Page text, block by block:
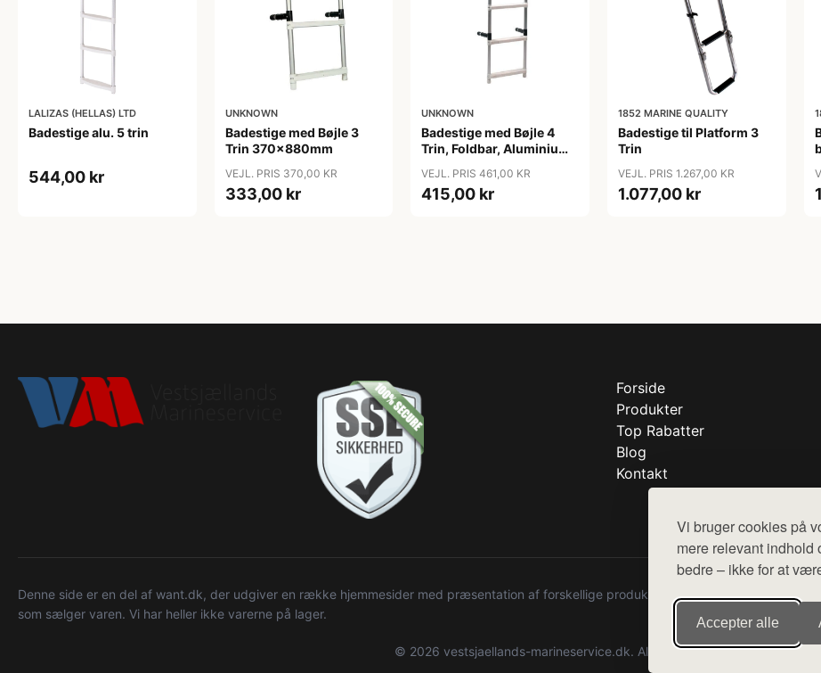
Vi bruger cookies på
mere relevant indhold
bedre – ikke for at
Accepter alle
LALIZAS (HELLAS) LTD
Badestige alu. 5 trin
544,00 kr
UNKNOWN
Badestige med Bøjle 3
Trin 370x880mm
VEJL. PRIS 370,00 KR
333,00 kr
UNKNOWN
Badestige med Bøjle 4
Trin, Foldbar, Aluminium
VEJL. PRIS 461,00 KR
415,00 kr
1852 MARINE QUALITY
Badestige til Platform 3
Trin
VEJL. PRIS 1.267,00 KR
1.077,00 kr
Forside
Produkter
Top Rabatter
Blog
Kontakt
Denne side er en del af want.dk, der udgiver en række hjemmesider med præsentation af forskellige produkter fra diverse webshops.
som sælger varen. Vi har heller ikke varerne på lager.
© 2026 vestsjaellands-marineservice.dk. Alle rettigheder forbeholdes.